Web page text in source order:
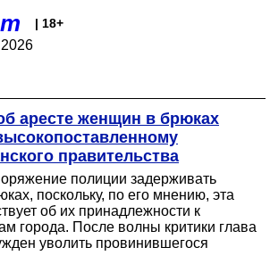
| 18+
2026
аресте женщин в брюках
правительства
полиции задерживать
поскольку, по его мнению, эта
об их принадлежности к
города. После волны критики глава
уволить провинившегося